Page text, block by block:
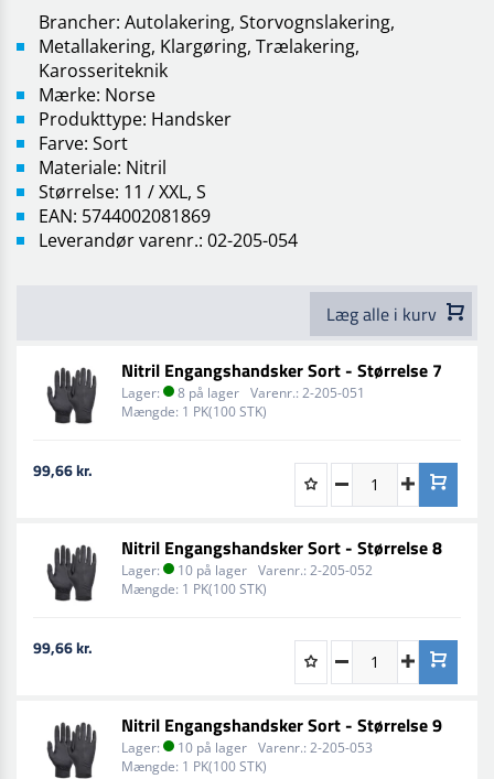
Brancher: Autolakering, Storvognslakering,
Metallakering, Klargøring, Trælakering,
Karosseriteknik
Mærke: Norse
Produkttype: Handsker
Farve: Sort
Materiale: Nitril
Størrelse: 11 / XXL, S
EAN: 5744002081869
Leverandør varenr.: 02-205-054
Læg alle i kurv
Nitril Engangshandsker Sort - Størrelse 7
Lager: 8 på lager Varenr.: 2-205-051
Mængde: 1 PK(100 STK)
99,66 kr.
Nitril Engangshandsker Sort - Størrelse 8
Lager: 10 på lager Varenr.: 2-205-052
Mængde: 1 PK(100 STK)
99,66 kr.
Nitril Engangshandsker Sort - Størrelse 9
Lager: 10 på lager Varenr.: 2-205-053
Mængde: 1 PK(100 STK)